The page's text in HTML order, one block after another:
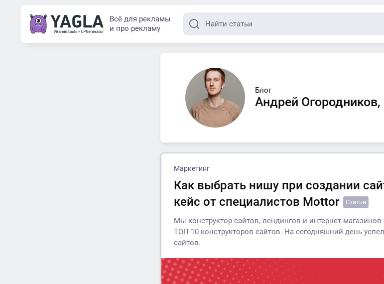
Всё для рекламы
и про рекламу
Блог
Андрей
Маркетинг
Как выбрать нишу при создании
кейс от специалистов Mottor
Статья
Мы конструктор сайтов, лендингов и интернет-
ТОП-10 конструкторов сайтов. На сегодняшний день
сайтов.